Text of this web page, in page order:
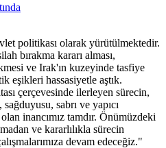
politikası olarak yürütülmektedir.
bırakma kararı alması,
ve Irak'ın kuzeyinde tasfiye
eşikleri hassasiyetle aştık.
çerçevesinde ilerleyen sürecin,
sabrı ve yapıcı
inancımız tamdır. Önümüzdeki
ve kararlılıkla sürecin
devam edeceğiz."